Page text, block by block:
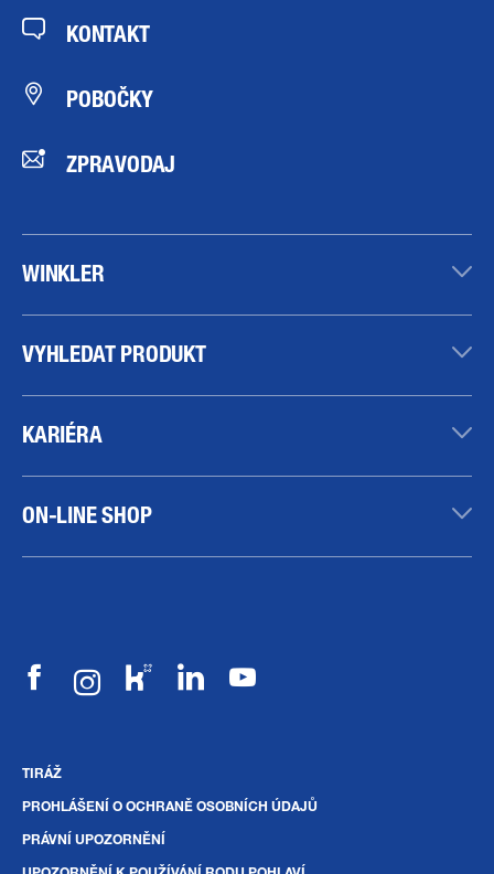
KONTAKT
POBOČKY
ZPRAVODAJ
WINKLER
VYHLEDAT PRODUKT
KARIÉRA
ON-LINE SHOP
TIRÁŽ
PROHLÁŠENÍ O OCHRANĚ OSOBNÍCH ÚDAJŮ
PRÁVNÍ UPOZORNĚNÍ